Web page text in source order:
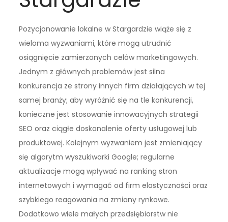
Pozycjonowanie lokalne w Stargardzie wiąże się z
wieloma wyzwaniami, które mogą utrudnić
osiągnięcie zamierzonych celów marketingowych.
Jednym z głównych problemów jest silna
konkurencja ze strony innych firm działających w tej
samej branży; aby wyróżnić się na tle konkurencji,
konieczne jest stosowanie innowacyjnych strategii
SEO oraz ciągłe doskonalenie oferty usługowej lub
produktowej. Kolejnym wyzwaniem jest zmieniający
się algorytm wyszukiwarki Google; regularne
aktualizacje mogą wpływać na ranking stron
internetowych i wymagać od firm elastyczności oraz
szybkiego reagowania na zmiany rynkowe.
Dodatkowo wiele małych przedsiębiorstw nie